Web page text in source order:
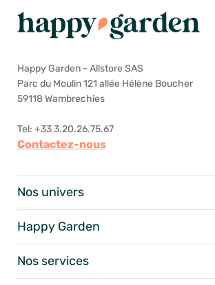
Happy Garden - Allstore SAS
Parc du Moulin 121 allée Hélène Boucher
59118 Wambrechies
Tel: +33 3.20.26.75.67
Contactez-nous
Nos univers
Happy Garden
Nos services